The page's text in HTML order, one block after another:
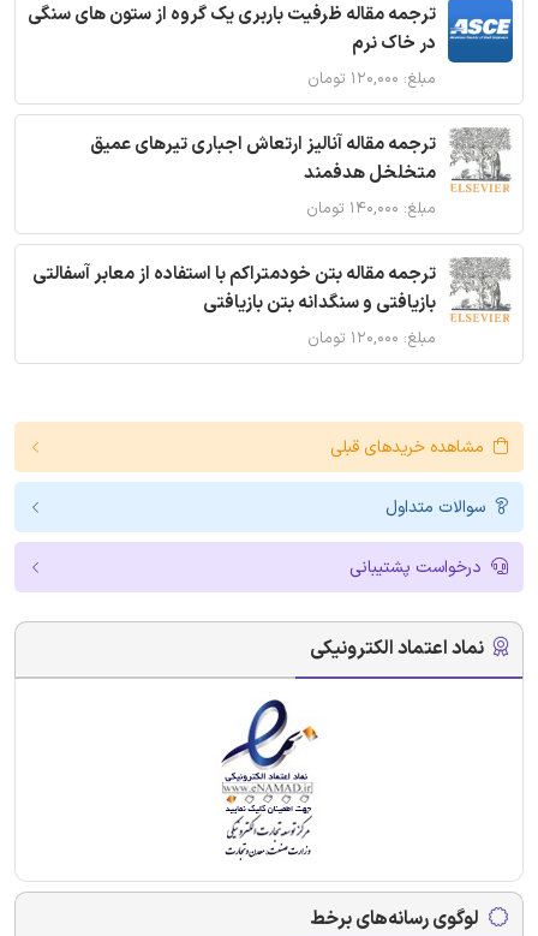
ترجمه مقاله ظرفیت باربری یک گروه از ستون های سنگی
در خاک نرم
مبلغ: ۱۲۰,۰۰۰ تومان
ترجمه مقاله آنالیز ارتعاش اجباری تیرهای عمیق
متخلخل هدفمند
مبلغ: ۱۴۰,۰۰۰ تومان
ترجمه مقاله بتن خودمتراکم با استفاده از معابر آسفالتی
بازیافتی و سنگدانه بتن بازیافتی
مبلغ: ۱۲۰,۰۰۰ تومان
مشاهده خریدهای قبلی
سوالات متداول
درخواست پشتیبانی
نماد اعتماد الکترونیکی
لوگوی رسانه‌های برخط